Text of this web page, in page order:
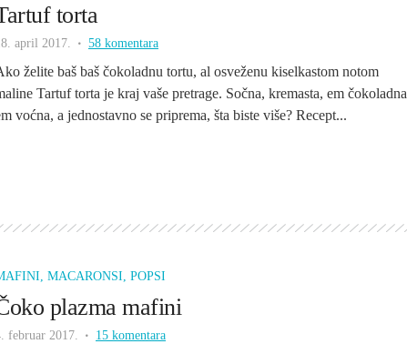
torta
april 2017. 58 komentara
želite baš baš čokoladnu tortu, al osveženu kiselkastom notom
Tartuf torta je kraj vaše pretrage. Sočna, kremasta, em čokoladna
voćna, a jednostavno se priprema, šta biste više? Recept...
MACARONSI, POPSI
plazma mafini
februar 2017. 15 komentara